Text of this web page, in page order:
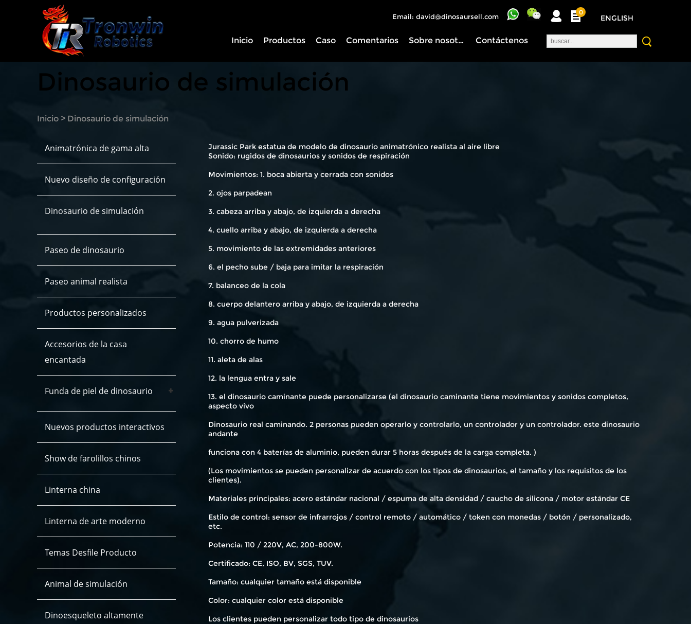
Email: david@dinosaursell.com
0
ENGLISH
Inicio Productos Caso Comentarios Sobre nosotros Contáctenos
Dinosaurio de simulación
Inicio > Dinosaurio de simulación
Animatrónica de gama alta
Nuevo diseño de configuración
Dinosaurio de simulación
Paseo de dinosaurio
Paseo animal realista
Productos personalizados
Accesorios de la casa
encantada
Funda de piel de dinosaurio
Nuevos productos interactivos
Show de farolillos chinos
Linterna china
Linterna de arte moderno
Temas Desfile Producto
Animal de simulación
Dinoesqueleto altamente
Jurassic Park estatua de modelo de dinosaurio animatrónico realista al aire libre
Sonido: rugidos de dinosaurios y sonidos de respiración
Movimientos: 1. boca abierta y cerrada con sonidos
2. ojos parpadean
3. cabeza arriba y abajo, de izquierda a derecha
4. cuello arriba y abajo, de izquierda a derecha
5. movimiento de las extremidades anteriores
6. el pecho sube / baja para imitar la respiración
7. balanceo de la cola
8. cuerpo delantero arriba y abajo, de izquierda a derecha
9. agua pulverizada
10. chorro de humo
11. aleta de alas
12. la lengua entra y sale
13. el dinosaurio caminante puede personalizarse (el dinosaurio caminante tiene movimientos y sonidos completos,
aspecto vivo
Dinosaurio real caminando. 2 personas pueden operarlo y controlarlo, un controlador y un controlador. este dinosaurio
andante
funciona con 4 baterías de aluminio, pueden durar 5 horas después de la carga completa. )
(Los movimientos se pueden personalizar de acuerdo con los tipos de dinosaurios, el tamaño y los requisitos de los
clientes).
Materiales principales: acero estándar nacional / espuma de alta densidad / caucho de silicona / motor estándar CE
Estilo de control: sensor de infrarrojos / control remoto / automático / token con monedas / botón / personalizado,
etc.
Potencia: 110 / 220V, AC, 200-800W.
Certificado: CE, ISO, BV, SGS, TUV.
Tamaño: cualquier tamaño está disponible
Color: cualquier color está disponible
Los clientes pueden personalizar todo tipo de dinosaurios